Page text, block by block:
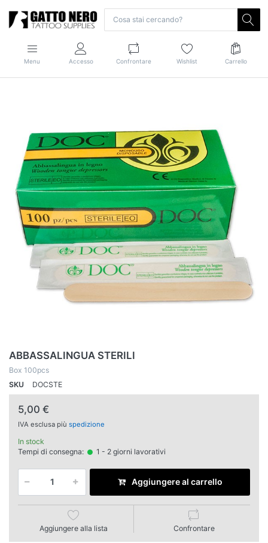
Menu Accesso Confrontare Wishlist Carrello
ABBASSALINGUA STERILI
Box 100pcs
SKU
DOCSTE
5,00 €
IVA esclusa più spedizione
In stock
Tempi di consegna:
1 - 2 giorni lavorativi
Aggiungere al carrello
Aggiungere alla lista Confrontare